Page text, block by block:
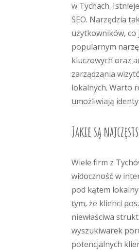
w Tychach.
SEO. Narzędzia
użytkowników, co
popularnym
kluczowych oraz
zarządzania
lokalnych. Warto
umożliwiają
Jakie są
Wiele firm z
widoczność w
pod kątem
tym, że klienci
niewłaściwa
wyszukiwarek
potencjalnych